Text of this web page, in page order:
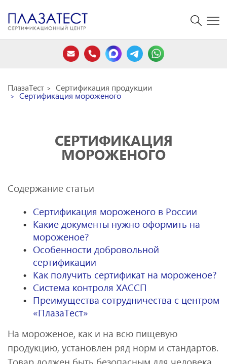
ПлазаТест Сертификация продукции
Сертификация мороженого
СЕРТИФИКАЦИЯ
МОРОЖЕНОГО
Содержание статьи
Сертификация мороженого в России
Какие документы нужно оформить на
мороженое?
Особенности добровольной
сертификации
Как получить сертификат на мороженое?
Система контроля ХАССП
Преимущества сотрудничества с центром
«ПлазаТест»
На мороженое, как и на всю пищевую
продукцию, установлен ряд норм и стандартов.